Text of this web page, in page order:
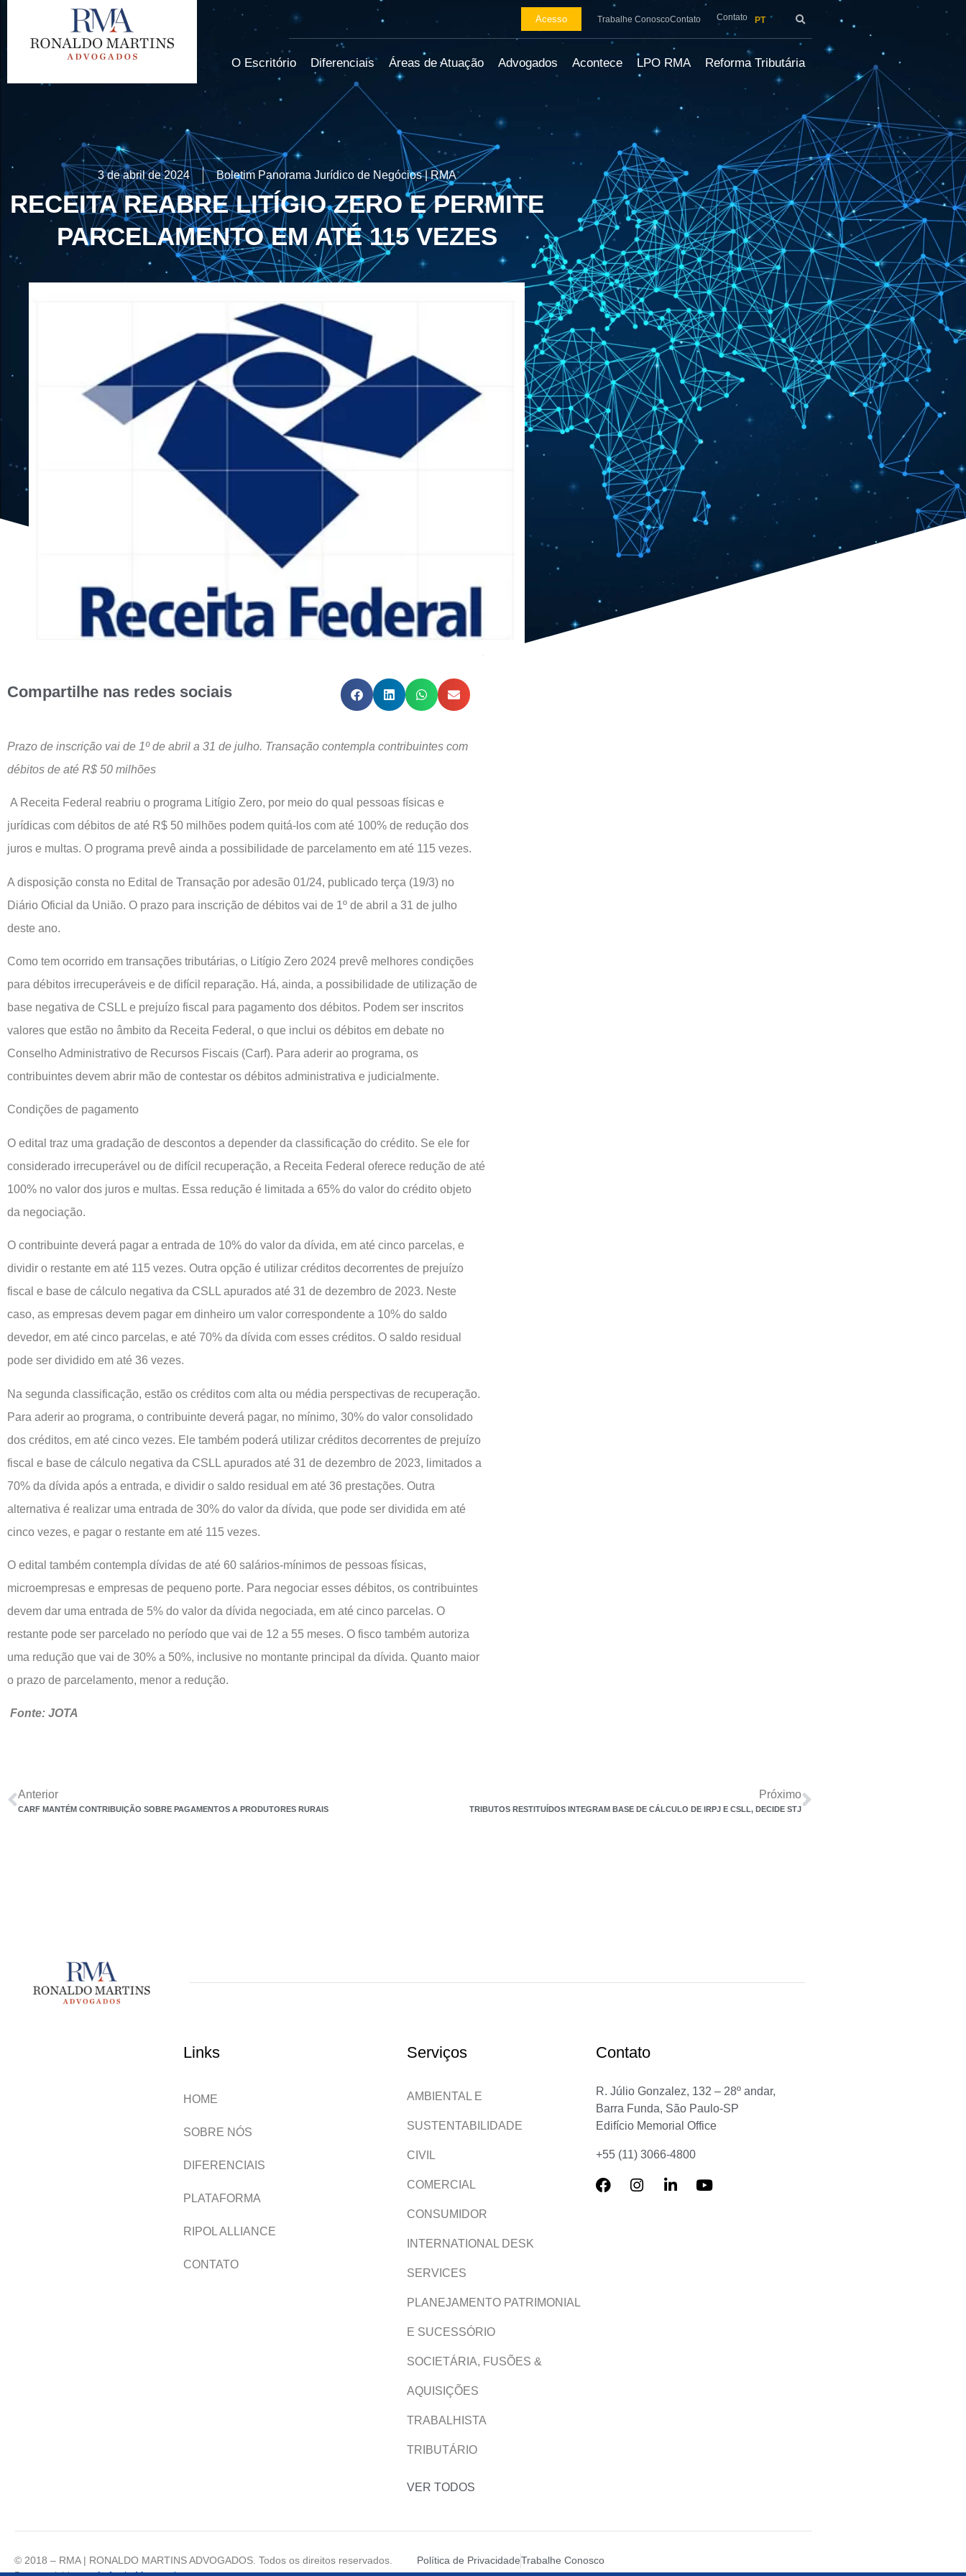
Acesso Trabalhe ConoscoContato Contato PT
O Escritório Diferenciais Áreas de Atuação Advogados Acontece LPO RMA Reforma Tributária
3 de abril de 2024 Boletim Panorama Jurídico de Negócios | RMA
RECEITA REABRE LITÍGIO ZERO E PERMITE
PARCELAMENTO EM ATÉ 115 VEZES
Compartilhe nas redes sociais
Prazo de inscrição vai de 1º de abril a 31 de julho. Transação contempla contribuintes com
débitos de até R$ 50 milhões
A Receita Federal reabriu o programa Litígio Zero, por meio do qual pessoas físicas e
jurídicas com débitos de até R$ 50 milhões podem quitá-los com até 100% de redução dos
juros e multas. O programa prevê ainda a possibilidade de parcelamento em até 115 vezes.
A disposição consta no Edital de Transação por adesão 01/24, publicado terça (19/3) no
Diário Oficial da União. O prazo para inscrição de débitos vai de 1º de abril a 31 de julho
deste ano.
Como tem ocorrido em transações tributárias, o Litígio Zero 2024 prevê melhores condições
para débitos irrecuperáveis e de difícil reparação. Há, ainda, a possibilidade de utilização de
base negativa de CSLL e prejuízo fiscal para pagamento dos débitos. Podem ser inscritos
valores que estão no âmbito da Receita Federal, o que inclui os débitos em debate no
Conselho Administrativo de Recursos Fiscais (Carf). Para aderir ao programa, os
contribuintes devem abrir mão de contestar os débitos administrativa e judicialmente.
Condições de pagamento
O edital traz uma gradação de descontos a depender da classificação do crédito. Se ele for
considerado irrecuperável ou de difícil recuperação, a Receita Federal oferece redução de até
100% no valor dos juros e multas. Essa redução é limitada a 65% do valor do crédito objeto
da negociação.
O contribuinte deverá pagar a entrada de 10% do valor da dívida, em até cinco parcelas, e
dividir o restante em até 115 vezes. Outra opção é utilizar créditos decorrentes de prejuízo
fiscal e base de cálculo negativa da CSLL apurados até 31 de dezembro de 2023. Neste
caso, as empresas devem pagar em dinheiro um valor correspondente a 10% do saldo
devedor, em até cinco parcelas, e até 70% da dívida com esses créditos. O saldo residual
pode ser dividido em até 36 vezes.
Na segunda classificação, estão os créditos com alta ou média perspectivas de recuperação.
Para aderir ao programa, o contribuinte deverá pagar, no mínimo, 30% do valor consolidado
dos créditos, em até cinco vezes. Ele também poderá utilizar créditos decorrentes de prejuízo
fiscal e base de cálculo negativa da CSLL apurados até 31 de dezembro de 2023, limitados a
70% da dívida após a entrada, e dividir o saldo residual em até 36 prestações. Outra
alternativa é realizar uma entrada de 30% do valor da dívida, que pode ser dividida em até
cinco vezes, e pagar o restante em até 115 vezes.
O edital também contempla dívidas de até 60 salários-mínimos de pessoas físicas,
microempresas e empresas de pequeno porte. Para negociar esses débitos, os contribuintes
devem dar uma entrada de 5% do valor da dívida negociada, em até cinco parcelas. O
restante pode ser parcelado no período que vai de 12 a 55 meses. O fisco também autoriza
uma redução que vai de 30% a 50%, inclusive no montante principal da dívida. Quanto maior
o prazo de parcelamento, menor a redução.
Fonte: JOTA
Anterior
CARF MANTÉM CONTRIBUIÇÃO SOBRE PAGAMENTOS A PRODUTORES RURAIS
Próximo
TRIBUTOS RESTITUÍDOS INTEGRAM BASE DE CÁLCULO DE IRPJ E CSLL, DECIDE STJ
Links
HOME
SOBRE NÓS
DIFERENCIAIS
PLATAFORMA
RIPOL ALLIANCE
CONTATO
Serviços
AMBIENTAL E
SUSTENTABILIDADE
CIVIL
COMERCIAL
CONSUMIDOR
INTERNATIONAL DESK
SERVICES
PLANEJAMENTO PATRIMONIAL
E SUCESSÓRIO
SOCIETÁRIA, FUSÕES &
AQUISIÇÕES
TRABALHISTA
TRIBUTÁRIO
VER TODOS
Contato
R. Júlio Gonzalez, 132 – 28º andar,
Barra Funda, São Paulo-SP
Edifício Memorial Office
+55 (11) 3066-4800
© 2018 – RMA | RONALDO MARTINS ADVOGADOS. Todos os direitos reservados.
Política de PrivacidadeTrabalhe Conosco